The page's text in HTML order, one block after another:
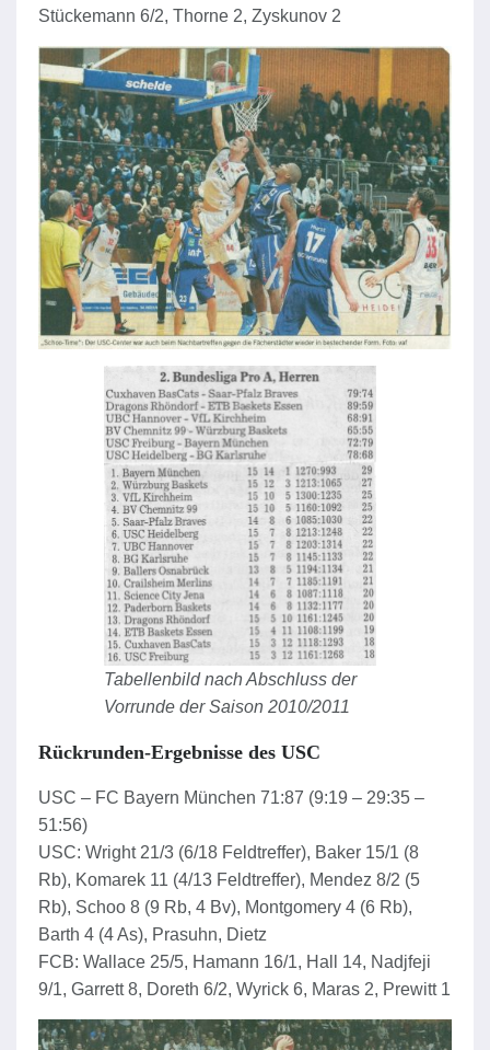
Stückemann 6/2, Thorne 2, Zyskunov 2
Tabellenbild nach Abschluss der
Vorrunde der Saison 2010/2011
Rückrunden-Ergebnisse des USC
USC – FC Bayern München 71:87 (9:19 – 29:35 –
51:56)
USC: Wright 21/3 (6/18 Feldtreffer), Baker 15/1 (8
Rb), Komarek 11 (4/13 Feldtreffer), Mendez 8/2 (5
Rb), Schoo 8 (9 Rb, 4 Bv), Montgomery 4 (6 Rb),
Barth 4 (4 As), Prasuhn, Dietz
FCB: Wallace 25/5, Hamann 16/1, Hall 14, Nadjfeji
9/1, Garrett 8, Doreth 6/2, Wyrick 6, Maras 2, Prewitt 1